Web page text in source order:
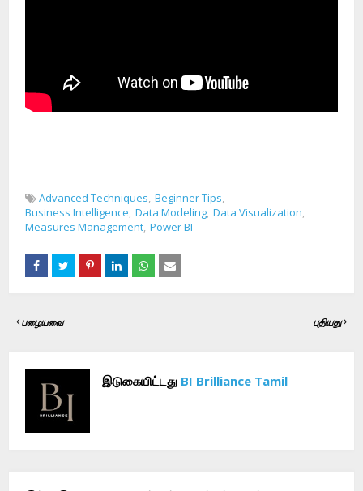
Advanced Techniques Beginner Tips
Business Intelligence Data Modeling Data Visualization
Measures Management Power BI
புதியது
பழையவை
இடுகையிட்டது BI Brilliance Tamil